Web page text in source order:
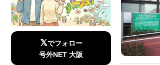
𝕏でフォロー
号外NET 大阪